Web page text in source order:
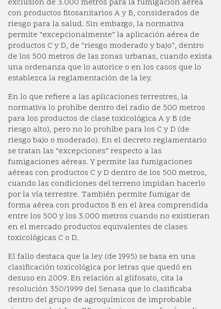
exclusión de 3.000 metros para la fumigación aérea
con productos fitosanitarios A y B, considerados de
riesgo para la salud. Sin embargo, la normativa
permite “excepcionalmente” la aplicación aérea de
productos C y D, de “riesgo moderado y bajo”, dentro
de los 500 metros de las zonas urbanas, cuando exista
una ordenanza que lo autorice o en los casos que lo
establezca la reglamentación de la ley.
En lo que refiere a las aplicaciones terrestres, la
normativa lo prohíbe dentro del radio de 500 metros
para los productos de clase toxicológica A y B (de
riesgo alto), pero no lo prohíbe para los C y D (de
riesgo bajo o moderado). En el decreto reglamentario
se tratan las “excepciones” respecto a las
fumigaciones aéreas. Y permite las fumigaciones
aéreas con productos C y D dentro de los 500 metros,
cuando las condiciones del terreno impidan hacerlo
por la vía terrestre. También permite fumigar de
forma aérea con productos B en el área comprendida
entre los 500 y los 3.000 metros cuando no existieran
en el mercado productos equivalentes de clases
toxicológicas C o D.
El fallo destaca que la ley (de 1995) se basa en una
clasificación toxicológica por letras que quedó en
desuso en 2009. En relación al glifosato, cita la
resolución 350/1999 del Senasa que lo clasificaba
dentro del grupo de agroquímicos de improbable